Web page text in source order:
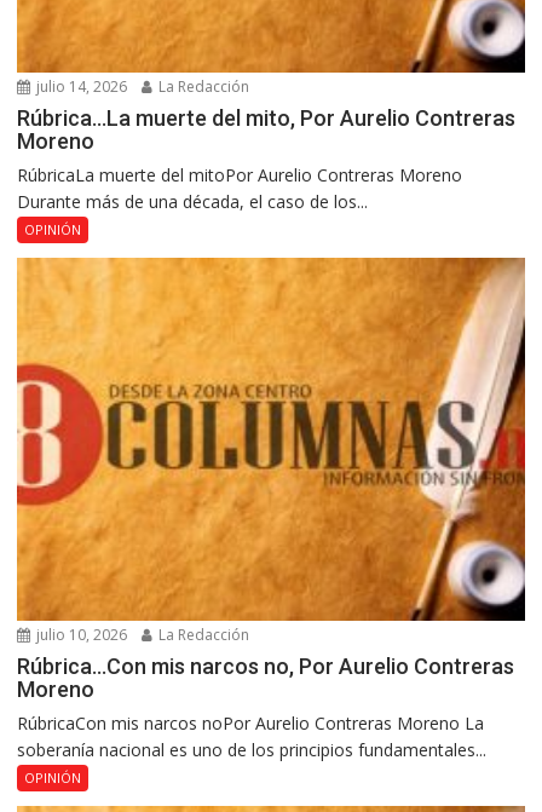
julio 14, 2026 La Redacción
Rúbrica…La muerte del mito, Por Aurelio Contreras
Moreno
RúbricaLa muerte del mitoPor Aurelio Contreras Moreno
Durante más de una década, el caso de los...
OPINIÓN
julio 10, 2026 La Redacción
Rúbrica…Con mis narcos no, Por Aurelio Contreras
Moreno
RúbricaCon mis narcos noPor Aurelio Contreras Moreno La
soberanía nacional es uno de los principios fundamentales...
OPINIÓN